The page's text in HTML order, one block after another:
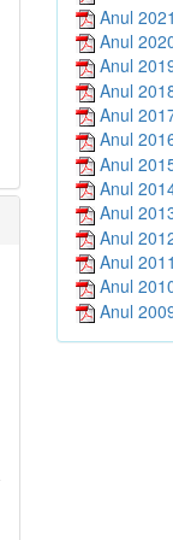
Anul 2021
Anul
Anul
Anul
Anul
Anul
Anul
Anul
Anul
Anul
Anul 2011
Anul
Anul